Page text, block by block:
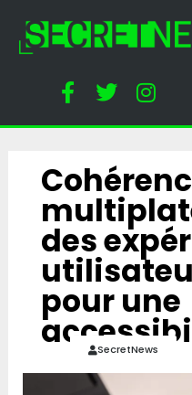
des
pour une
SecretNews